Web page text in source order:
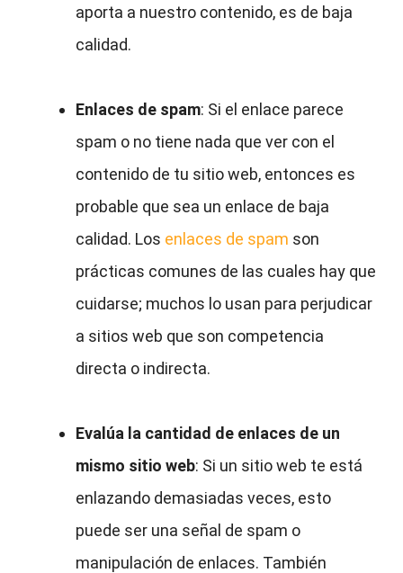
aporta a nuestro contenido, es de baja
calidad.
Enlaces de spam: Si el enlace parece
spam o no tiene nada que ver con el
contenido de tu sitio web, entonces es
probable que sea un enlace de baja
calidad. Los enlaces de spam son
prácticas comunes de las cuales hay que
cuidarse; muchos lo usan para perjudicar
a sitios web que son competencia
directa o indirecta.
Evalúa la cantidad de enlaces de un
mismo sitio web: Si un sitio web te está
enlazando demasiadas veces, esto
puede ser una señal de spam o
manipulación de enlaces. También